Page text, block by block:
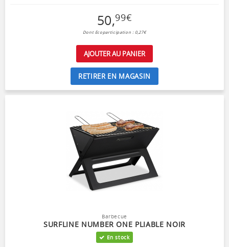
50,99€
Dont Ecoparticipation : 0,27€
AJOUTER AU PANIER
RETIRER EN MAGASIN
Barbecue
SURFLINE NUMBER ONE PLIABLE NOIR
En stock